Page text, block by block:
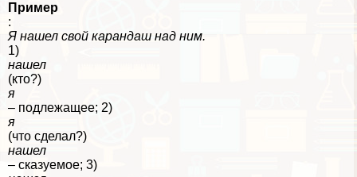
Пример
:
Я нашел свой карандаш над ним.
1)
нашел
(кто?)
я
– подлежащее; 2)
я
(что сделал?)
нашел
– сказуемое; 3)